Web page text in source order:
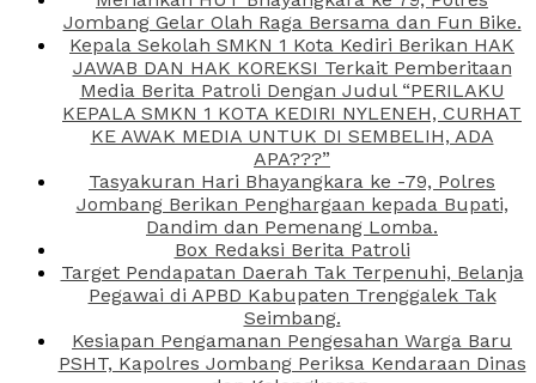
Jombang Gelar Olah Raga Bersama dan Fun Bike.
Kepala Sekolah SMKN 1 Kota Kediri Berikan HAK
JAWAB DAN HAK KOREKSI Terkait Pemberitaan
Media Berita Patroli Dengan Judul “PERILAKU
KEPALA SMKN 1 KOTA KEDIRI NYLENEH, CURHAT
KE AWAK MEDIA UNTUK DI SEMBELIH, ADA
APA???”
Tasyakuran Hari Bhayangkara ke -79, Polres
Jombang Berikan Penghargaan kepada Bupati,
Dandim dan Pemenang Lomba.
Box Redaksi Berita Patroli
Target Pendapatan Daerah Tak Terpenuhi, Belanja
Pegawai di APBD Kabupaten Trenggalek Tak
Seimbang.
Kesiapan Pengamanan Pengesahan Warga Baru
PSHT, Kapolres Jombang Periksa Kendaraan Dinas